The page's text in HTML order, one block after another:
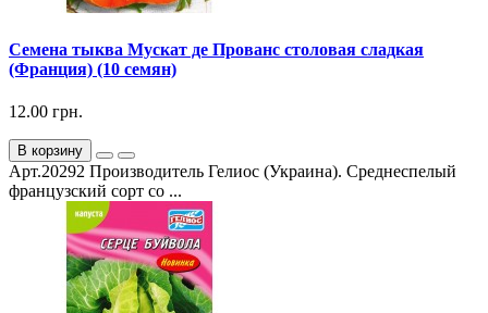
Семена тыква Мускат де Прованс столовая сладкая
(Франция) (10 семян)
12.00 грн.
В корзину
Арт.20292 Производитель Гелиос (Украина). Среднеспелый
французский сорт со ...